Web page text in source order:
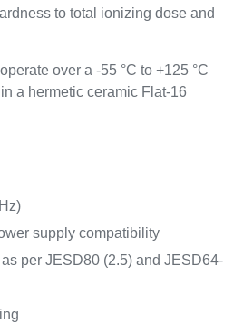
to total ionizing dose and
over a -55 °C to +125 °C
a hermetic ceramic Flat-16
supply compatibility
per JESD80 (2.5) and JESD64-